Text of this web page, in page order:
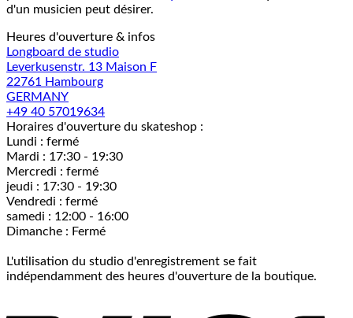
d'un musicien peut désirer.
Heures d'ouverture & infos
Longboard de studio
Leverkusenstr. 13 Maison F
22761 Hambourg
GERMANY
+49 40 57019634
Horaires d'ouverture du skateshop :
Lundi : fermé
Mardi : 17:30 - 19:30
Mercredi : fermé
jeudi : 17:30 - 19:30
Vendredi : fermé
samedi : 12:00 - 16:00
Dimanche : Fermé
L'utilisation du studio d'enregistrement se fait
indépendamment des heures d'ouverture de la boutique.